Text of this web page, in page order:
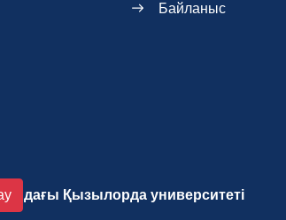
Байланыс
Қызылорда университеті